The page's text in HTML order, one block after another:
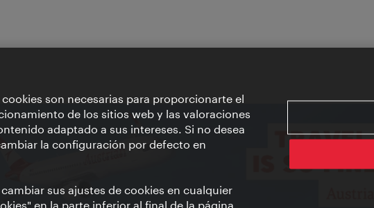
son necesarias para proporcionarte el
de los sitios web y las valoraciones
adaptado a sus intereses. Si no desea
la configuración por defecto en
sus ajustes de cookies en cualquier
en la parte inferior al final de la página.